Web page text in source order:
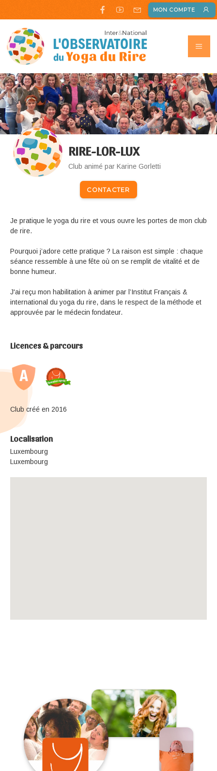
MON COMPTE
RIRE-LOR-LUX
Club animé par Karine Gorletti
CONTACTER
Je pratique le yoga du rire et vous ouvre les portes de mon club
de rire.
Pourquoi j’adore cette pratique ? La raison est simple : chaque
séance ressemble à une fête où on se remplit de vitalité et de
bonne humeur.
J'ai reçu mon habilitation à animer par l’Institut Français &
international du yoga du rire, dans le respect de la méthode et
approuvée par le médecin fondateur.
Licences & parcours
Club créé en 2016
Localisation
Luxembourg
Luxembourg